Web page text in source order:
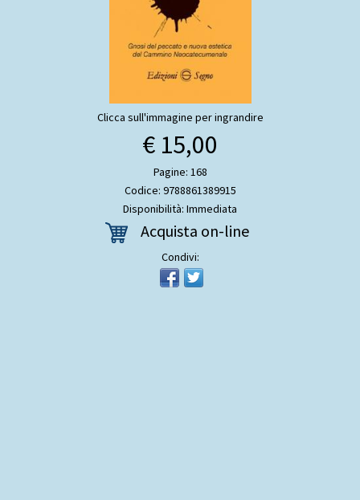
Clicca sull'immagine per ingrandire
€ 15,00
Pagine: 168
Codice: 9788861389915
Disponibilità: Immediata
Acquista on-line
Condivi: